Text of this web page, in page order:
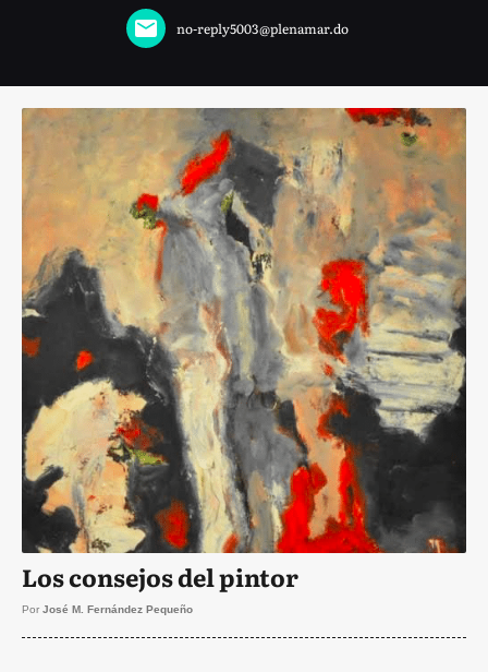
no-reply5003@plenamar.do
Los consejos del pintor
Por José M. Fernández Pequeño